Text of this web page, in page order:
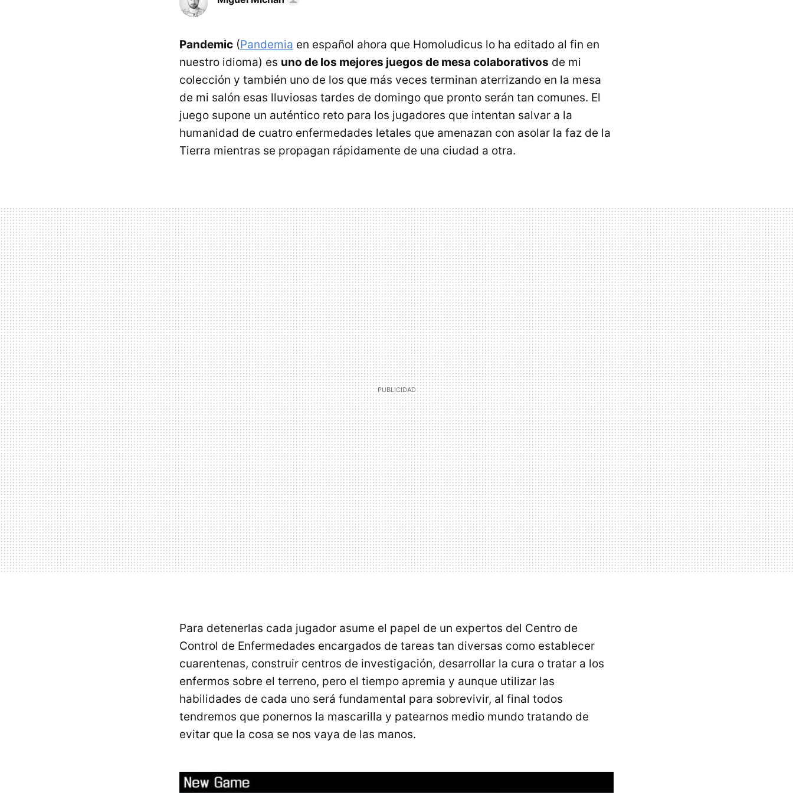
Pandemic (Pandemia en español ahora que Homoludicus lo ha editado al fin en
nuestro idioma) es uno de los mejores juegos de mesa colaborativos de mi
colección y también uno de los que más veces terminan aterrizando en la mesa
de mi salón esas lluviosas tardes de domingo que pronto serán tan comunes. El
juego supone un auténtico reto para los jugadores que intentan salvar a la
humanidad de cuatro enfermedades letales que amenazan con asolar la faz de la
Tierra mientras se propagan rápidamente de una ciudad a otra.
Para detenerlas cada jugador asume el papel de un expertos del Centro de
Control de Enfermedades encargados de tareas tan diversas como establecer
cuarentenas, construir centros de investigación, desarrollar la cura o tratar a los
enfermos sobre el terreno, pero el tiempo apremia y aunque utilizar las
habilidades de cada uno será fundamental para sobrevivir, al final todos
tendremos que ponernos la mascarilla y patearnos medio mundo tratando de
evitar que la cosa se nos vaya de las manos.